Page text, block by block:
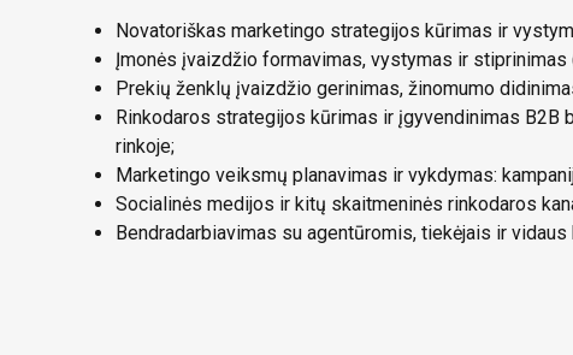
Novatoriškas marketingo strategijos kūrimas ir
Įmonės įvaizdžio formavimas, vystymas ir
Prekių ženklų įvaizdžio gerinimas, žinomumo
Rinkodaros strategijos kūrimas ir įgyvendinimas
rinkoje;
Marketingo veiksmų planavimas ir vykdymas:
Socialinės medijos ir kitų skaitmeninės rinkodaros
Bendradarbiavimas su agentūromis, tiekėjais ir vidaus